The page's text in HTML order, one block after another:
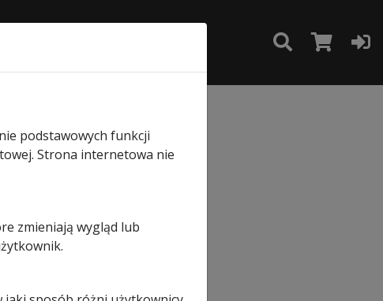
zamykającej
podstawowych funkcji
Strona internetowa nie
zmieniają wygląd lub